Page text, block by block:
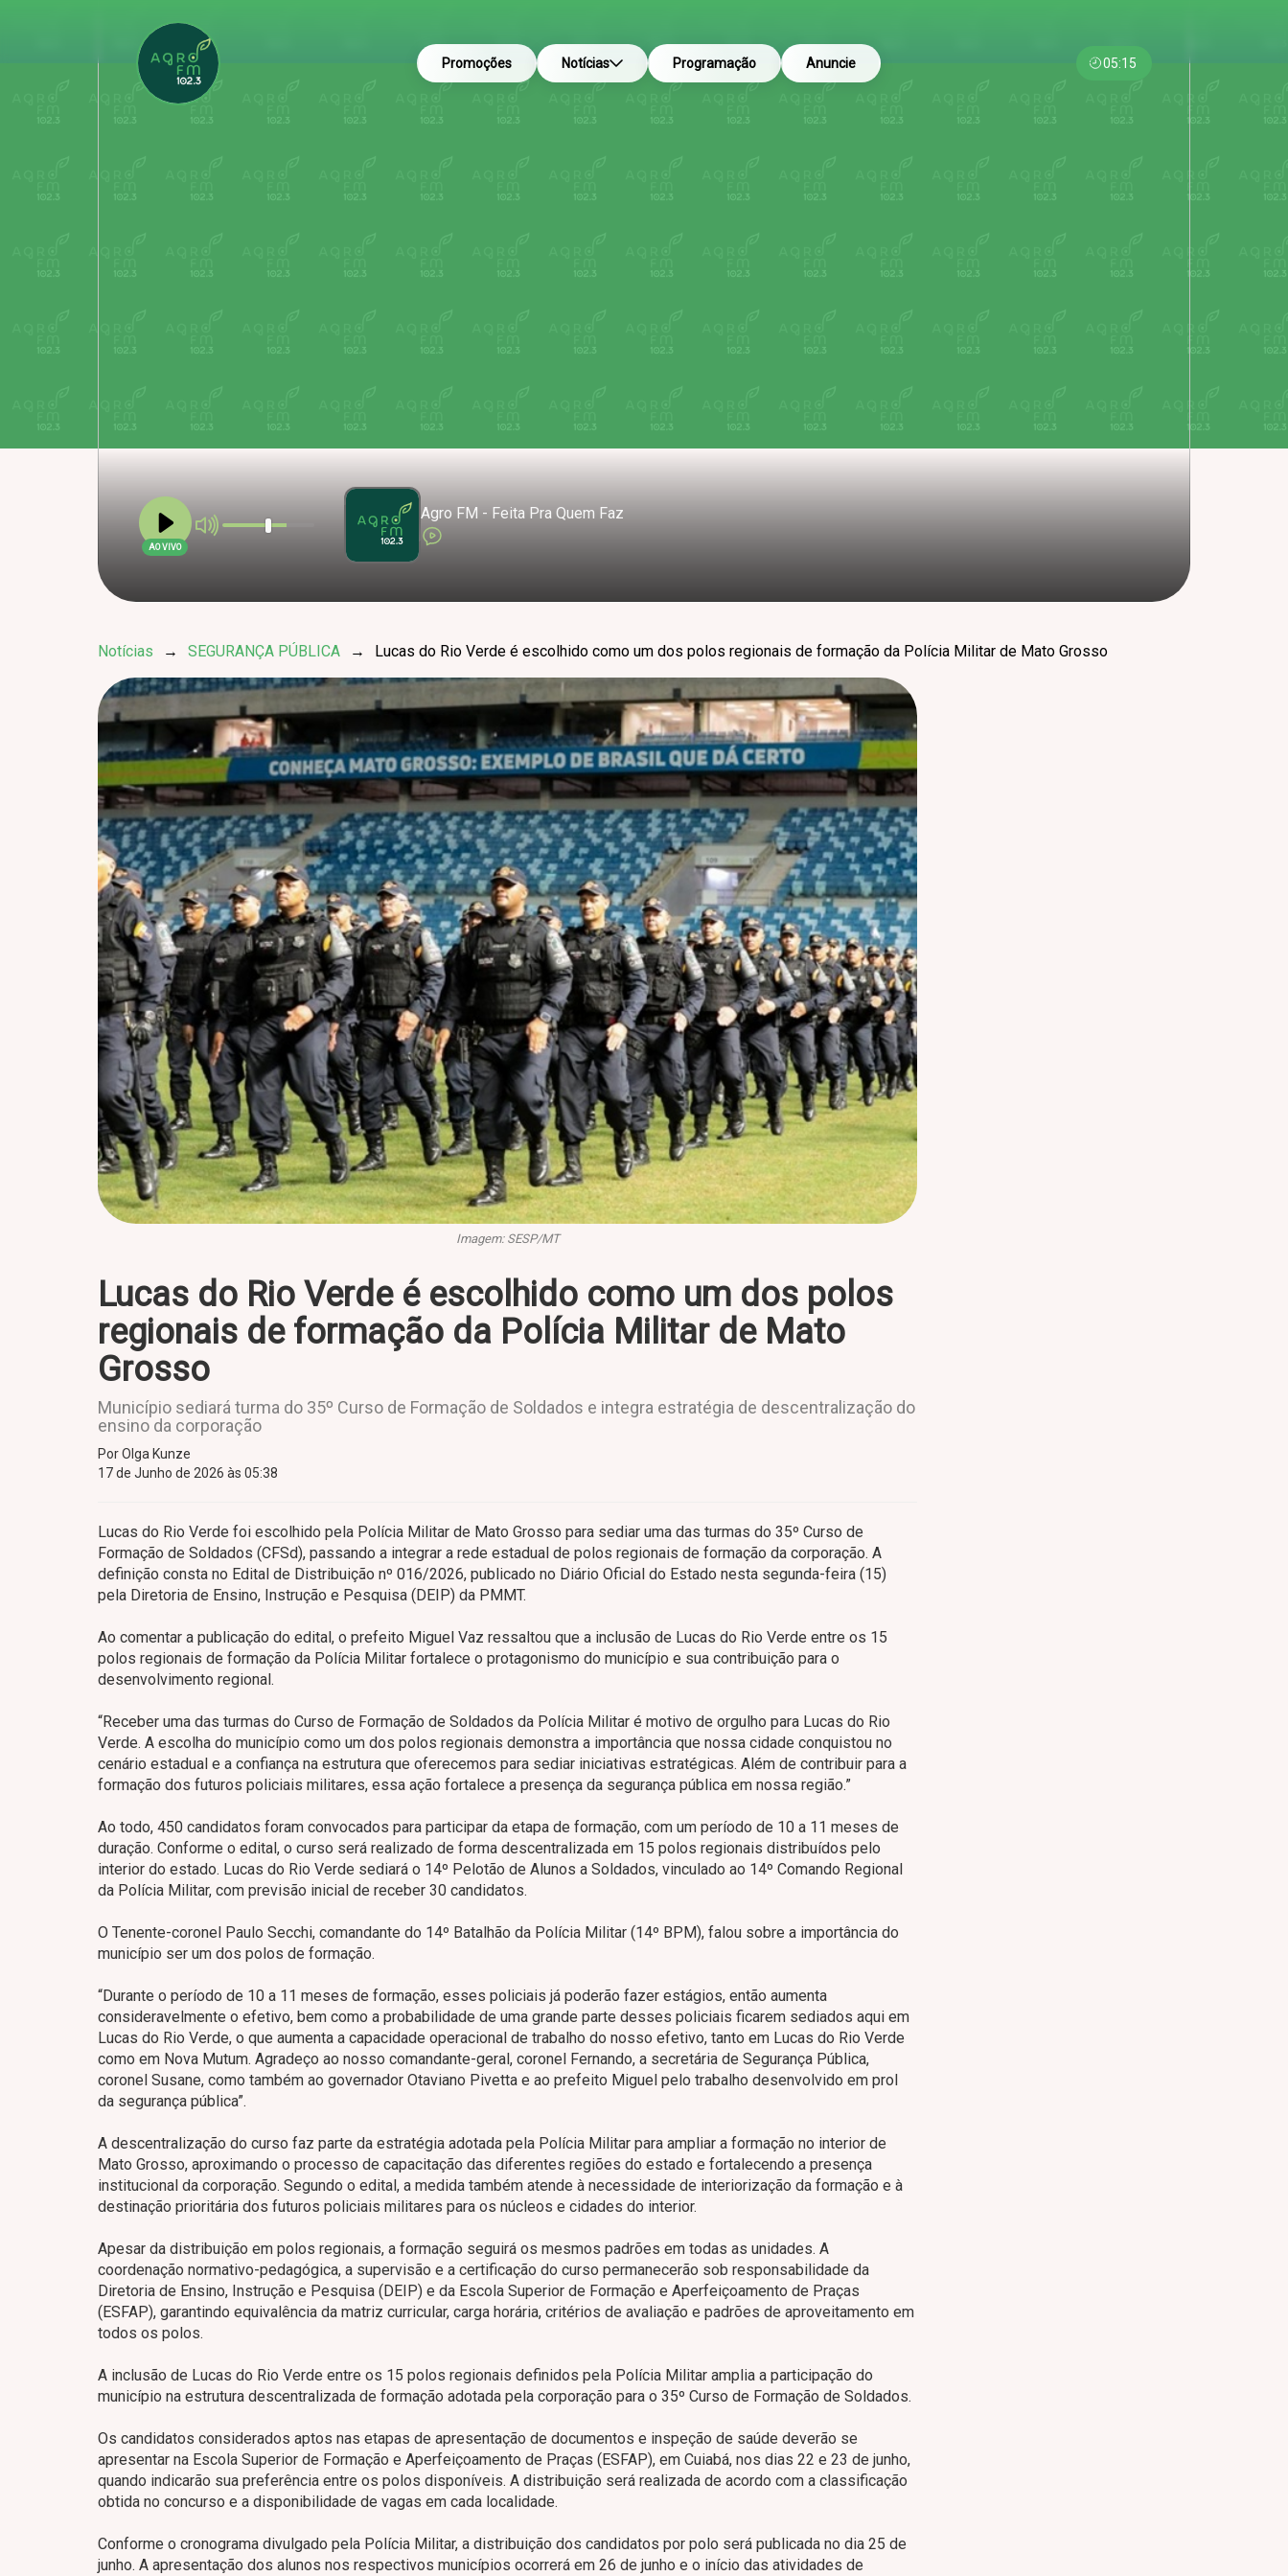
Promoções Notícias Programação Anuncie 05:15
AO VIVO
Agro FM - Feita Pra Quem Faz
Notícias → SEGURANÇA PÚBLICA → Lucas do Rio Verde é escolhido como um dos polos regionais de formação da Polícia Militar de Mato Grosso
Imagem: SESP/MT
Lucas do Rio Verde é escolhido como um dos polos
regionais de formação da Polícia Militar de Mato
Grosso
Município sediará turma do 35º Curso de Formação de Soldados e integra estratégia de descentralização do
ensino da corporação
Por Olga Kunze
17 de Junho de 2026 às 05:38
Lucas do Rio Verde foi escolhido pela Polícia Militar de Mato Grosso para sediar uma das turmas do 35º Curso de
Formação de Soldados (CFSd), passando a integrar a rede estadual de polos regionais de formação da corporação. A
definição consta no Edital de Distribuição nº 016/2026, publicado no Diário Oficial do Estado nesta segunda-feira (15)
pela Diretoria de Ensino, Instrução e Pesquisa (DEIP) da PMMT.
Ao comentar a publicação do edital, o prefeito Miguel Vaz ressaltou que a inclusão de Lucas do Rio Verde entre os 15
polos regionais de formação da Polícia Militar fortalece o protagonismo do município e sua contribuição para o
desenvolvimento regional.
“Receber uma das turmas do Curso de Formação de Soldados da Polícia Militar é motivo de orgulho para Lucas do Rio
Verde. A escolha do município como um dos polos regionais demonstra a importância que nossa cidade conquistou no
cenário estadual e a confiança na estrutura que oferecemos para sediar iniciativas estratégicas. Além de contribuir para a
formação dos futuros policiais militares, essa ação fortalece a presença da segurança pública em nossa região.”
Ao todo, 450 candidatos foram convocados para participar da etapa de formação, com um período de 10 a 11 meses de
duração. Conforme o edital, o curso será realizado de forma descentralizada em 15 polos regionais distribuídos pelo
interior do estado. Lucas do Rio Verde sediará o 14º Pelotão de Alunos a Soldados, vinculado ao 14º Comando Regional
da Polícia Militar, com previsão inicial de receber 30 candidatos.
O Tenente-coronel Paulo Secchi, comandante do 14º Batalhão da Polícia Militar (14º BPM), falou sobre a importância do
município ser um dos polos de formação.
“Durante o período de 10 a 11 meses de formação, esses policiais já poderão fazer estágios, então aumenta
consideravelmente o efetivo, bem como a probabilidade de uma grande parte desses policiais ficarem sediados aqui em
Lucas do Rio Verde, o que aumenta a capacidade operacional de trabalho do nosso efetivo, tanto em Lucas do Rio Verde
como em Nova Mutum. Agradeço ao nosso comandante-geral, coronel Fernando, a secretária de Segurança Pública,
coronel Susane, como também ao governador Otaviano Pivetta e ao prefeito Miguel pelo trabalho desenvolvido em prol
da segurança pública”.
A descentralização do curso faz parte da estratégia adotada pela Polícia Militar para ampliar a formação no interior de
Mato Grosso, aproximando o processo de capacitação das diferentes regiões do estado e fortalecendo a presença
institucional da corporação. Segundo o edital, a medida também atende à necessidade de interiorização da formação e à
destinação prioritária dos futuros policiais militares para os núcleos e cidades do interior.
Apesar da distribuição em polos regionais, a formação seguirá os mesmos padrões em todas as unidades. A
coordenação normativo-pedagógica, a supervisão e a certificação do curso permanecerão sob responsabilidade da
Diretoria de Ensino, Instrução e Pesquisa (DEIP) e da Escola Superior de Formação e Aperfeiçoamento de Praças
(ESFAP), garantindo equivalência da matriz curricular, carga horária, critérios de avaliação e padrões de aproveitamento em
todos os polos.
A inclusão de Lucas do Rio Verde entre os 15 polos regionais definidos pela Polícia Militar amplia a participação do
município na estrutura descentralizada de formação adotada pela corporação para o 35º Curso de Formação de Soldados.
Os candidatos considerados aptos nas etapas de apresentação de documentos e inspeção de saúde deverão se
apresentar na Escola Superior de Formação e Aperfeiçoamento de Praças (ESFAP), em Cuiabá, nos dias 22 e 23 de junho,
quando indicarão sua preferência entre os polos disponíveis. A distribuição será realizada de acordo com a classificação
obtida no concurso e a disponibilidade de vagas em cada localidade.
Conforme o cronograma divulgado pela Polícia Militar, a distribuição dos candidatos por polo será publicada no dia 25 de
junho. A apresentação dos alunos nos respectivos municípios ocorrerá em 26 de junho e o início das atividades de